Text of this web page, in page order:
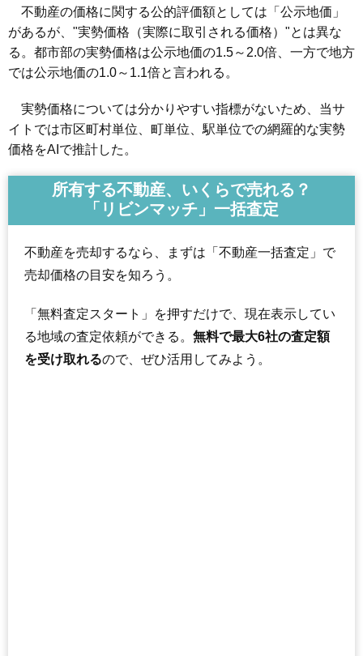
不動産の価格に関する公的評価額としては「公示地価」
があるが、"実勢価格（実際に取引される価格）"とは異な
る。都市部の実勢価格は公示地価の1.5～2.0倍、一方で地方
では公示地価の1.0～1.1倍と言われる。
実勢価格については分かりやすい指標がないため、当サ
イトでは市区町村単位、町単位、駅単位での網羅的な実勢
価格をAIで推計した。
所有する不動産、いくらで売れる？
「リビンマッチ」一括査定
不動産を売却するなら、まずは「不動産一括査定」で
売却価格の目安を知ろう。
「無料査定スタート」を押すだけで、現在表示してい
る地域の査定依頼ができる。 無料で最大6社の査定額
を受け取れるので、ぜひ活用してみよう。